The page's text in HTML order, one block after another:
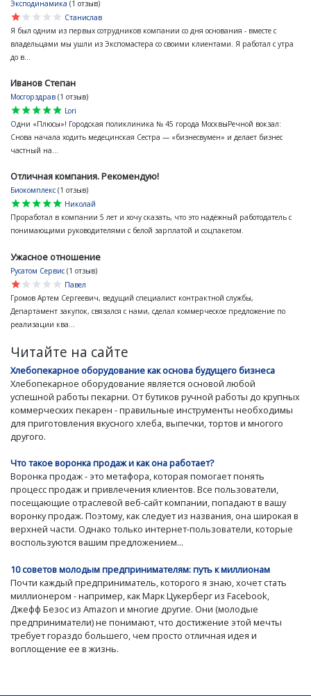
Эксподинамика (1 отзыв)
star
star
star
star
star
Станислав
Я был одним из первых сотрудников компании со дня основания - вместе с
владельцами мы ушли из Экспомастера со своими клиентами. Я работал с утра
до в...
Иванов Степан
Мосгорздрав (1 отзыв)
star
star
star
star
star
Lori
Одни «Плюсы»! Городская поликлиника № 45 города МосквыРечной вокзал:
Снова начала ходить медецинская Сестра — «бизнесвумен» и делает бизнес
частный на...
Отличная компания. Рекомендую!
Биокомплекс (1 отзыв)
star
star
star
star
star
Николай
Проработал в компании 5 лет и хочу сказать, что это надёжный работодатель с
понимающими руководителями с белой зарплатой и соцпакетом.
Ужасное отношение
Русатом Сервис (1 отзыв)
star
star
star
star
star
Павел
Громов Артем Сергеевич, ведущий специалист контрактной службы,
Департамент закупок, связался с нами, сделал коммерческое предложение по
реализации ква...
Читайте на сайте
Хлебопекарное оборудование как основа будущего бизнеса
Хлебопекарное оборудование является основой любой
успешной работы пекарни. От бутиков ручной работы до крупных
коммерческих пекарен - правильные инструменты необходимы
для приготовления вкусного хлеба, выпечки, тортов и многого
другого.
Что такое воронка продаж и как она работает?
Воронка продаж - это метафора, которая помогает понять
процесс продаж и привлечения клиентов. Все пользователи,
посещающие отраслевой веб-сайт компании, попадают в вашу
воронку продаж. Поэтому, как следует из названия, она широкая в
верхней части. Однако только интернет-пользователи, которые
воспользуются вашим предложением...
10 советов молодым предпринимателям: путь к миллионам
Почти каждый предприниматель, которого я знаю, хочет стать
миллионером - например, как Марк Цукерберг из Facebook,
Джефф Безос из Amazon и многие другие. Они (молодые
предприниматели) не понимают, что достижение этой мечты
требует гораздо большего, чем просто отличная идея и
воплощение ее в жизнь.